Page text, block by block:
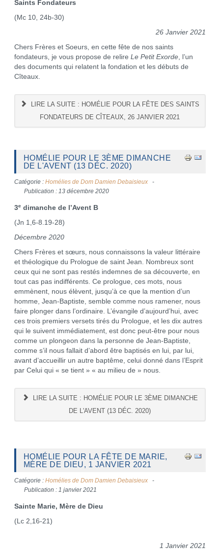
Saints Fondateurs
(Mc 10, 24b-30)
26 Janvier 2021
Chers Frères et Soeurs, en cette fête de nos saints
fondateurs, je vous propose de relire Le Petit Exorde, l’un
des documents qui relatent la fondation et les débuts de
Cîteaux.
LIRE LA SUITE : HOMÉLIE POUR LA FÊTE DES SAINTS
FONDATEURS DE CÎTEAUX, 26 JANVIER 2021
HOMÉLIE POUR LE 3ÈME DIMANCHE
DE L'AVENT (13 DÉC. 2020)
Catégorie : Homélies de Dom Damien Debaisieux
Publication : 13 décembre 2020
3edimanche de l’Avent B
(Jn 1,6-8.19-28)
Décembre 2020
Chers Frères et sœurs, nous connaissons la valeur littéraire
et théologique du Prologue de saint Jean. Nombreux sont
ceux qui ne sont pas restés indemnes de sa découverte, en
tout cas pas indifférents. Ce prologue, ces mots, nous
emmènent, nous élèvent, jusqu’à ce que la mention d’un
homme, Jean-Baptiste, semble comme nous ramener, nous
faire plonger dans l’ordinaire. L’évangile d’aujourd’hui, avec
ces trois premiers versets tirés du Prologue, et les dix autres
qui le suivent immédiatement, est donc peut-être pour nous
comme un plongeon dans la personne de Jean-Baptiste,
comme s’il nous fallait d’abord être baptisés en lui, par lui,
avant d’accueillir un autre baptême, celui donné dans l’Esprit
par Celui qui « se tient » « au milieu de » nous.
LIRE LA SUITE : HOMÉLIE POUR LE 3ÈME DIMANCHE
DE L'AVENT (13 DÉC. 2020)
HOMÉLIE POUR LA FÊTE DE MARIE,
MÈRE DE DIEU, 1 JANVIER 2021
Catégorie : Homélies de Dom Damien Debaisieux
Publication : 1 janvier 2021
Sainte Marie, Mère de Dieu
(Lc 2,16-21)
1 Janvier 2021